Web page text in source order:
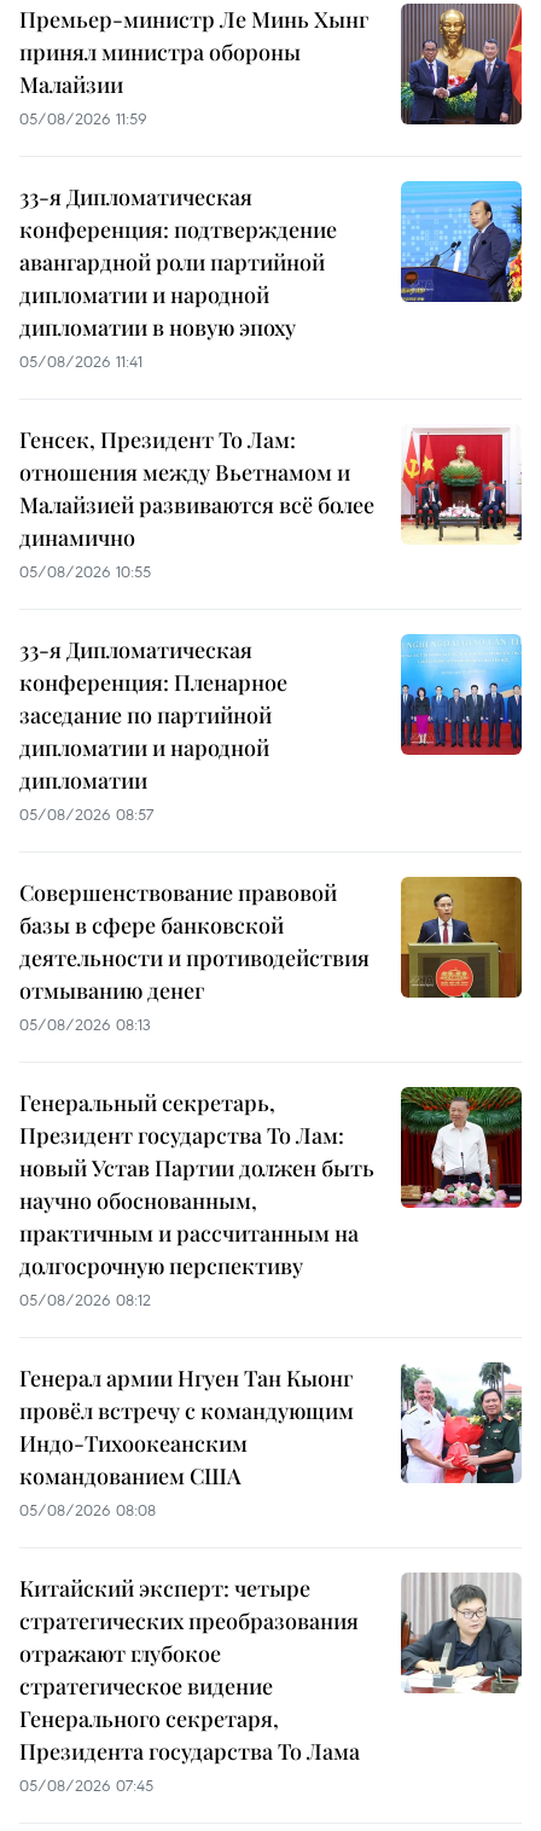
Премьер-министр Ле Минь Хынг
принял министра обороны
Малайзии
05/08/2026 11:59
33-я Дипломатическая
конференция: подтверждение
авангардной роли партийной
дипломатии и народной
дипломатии в новую эпоху
05/08/2026 11:41
Генсек, Президент То Лам:
отношения между Вьетнамом и
Малайзией развиваются всё более
динамично
05/08/2026 10:55
33-я Дипломатическая
конференция: Пленарное
заседание по партийной
дипломатии и народной
дипломатии
05/08/2026 08:57
Совершенствование правовой
базы в сфере банковской
деятельности и противодействия
отмыванию денег
05/08/2026 08:13
Генеральный секретарь,
Президент государства То Лам:
новый Устав Партии должен быть
научно обоснованным,
практичным и рассчитанным на
долгосрочную перспективу
05/08/2026 08:12
Генерал армии Нгуен Тан Кыонг
провёл встречу с командующим
Индо-Тихоокеанским
командованием США
05/08/2026 08:08
Китайский эксперт: четыре
стратегических преобразования
отражают глубокое
стратегическое видение
Генерального секретаря,
Президента государства То Лама
05/08/2026 07:45